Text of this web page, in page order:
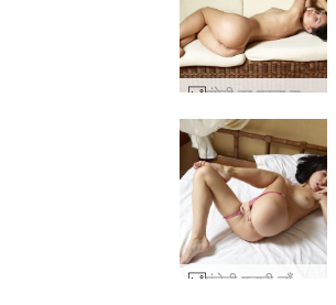
एंगेली का पहला सत्र #66
एंजेली गुलाबी जाँघिया #65